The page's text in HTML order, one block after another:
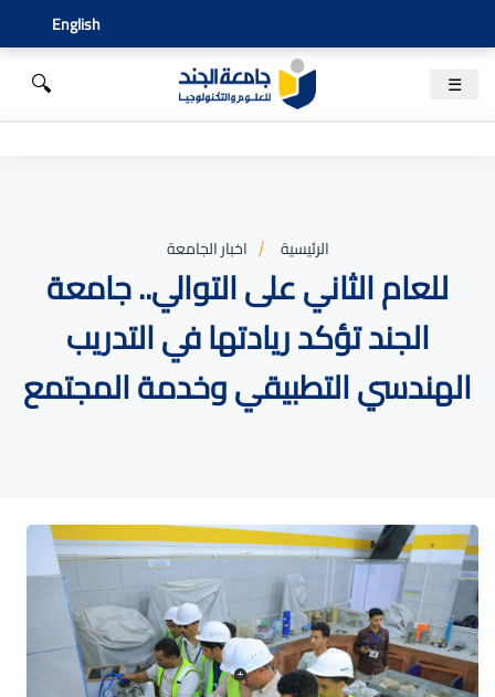
English
☰
🔍
الرئيسية اخبار الجامعة
للعام الثاني على التوالي.. جامعة
الجند تؤكد ريادتها في التدريب
الهندسي التطبيقي وخدمة المجتمع